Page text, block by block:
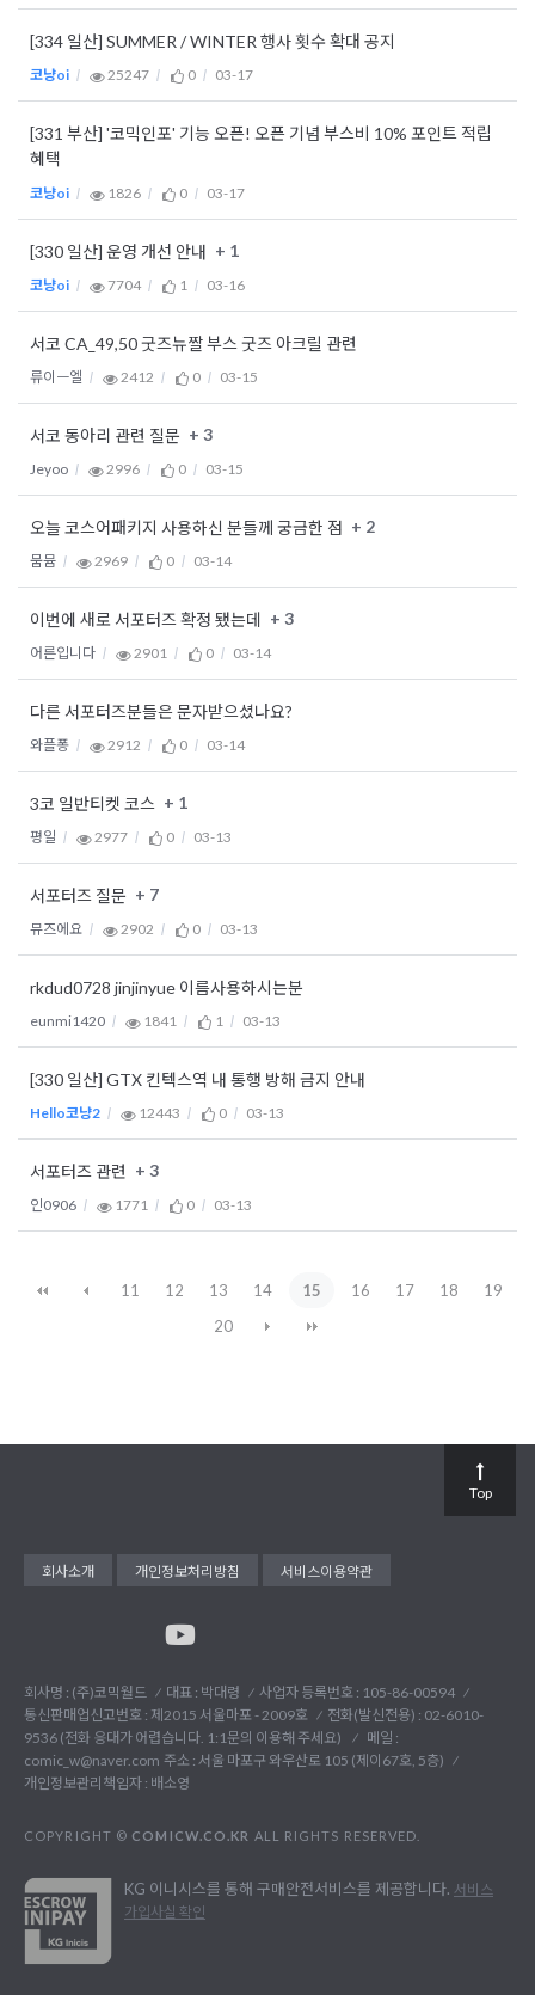
[334 일산] SUMMER / WINTER 행사 횟수 확대 공지
코냥oi 25247 0 03-17
[331 부산] '코믹인포' 기능 오픈! 오픈 기념 부스비 10% 포인트 적립
혜택
코냥oi 1826 0 03-17
[330 일산] 운영 개선 안내 + 1
코냥oi 7704 1 03-16
서코 CA_49,50 굿즈뉴짤 부스 굿즈 아크릴 관련
류이ㅡ엘 2412 0 03-15
서코 동아리 관련 질문 + 3
Jeyoo 2996 0 03-15
오늘 코스어패키지 사용하신 분들께 궁금한 점 + 2
뭄뮴 2969 0 03-14
이번에 새로 서포터즈 확정 됐는데 + 3
어른입니다 2901 0 03-14
다른 서포터즈분들은 문자받으셨나요?
와플퐁 2912 0 03-14
3코 일반티켓 코스 + 1
평일 2977 0 03-13
서포터즈 질문 + 7
뮤즈에요 2902 0 03-13
rkdud0728 jinjinyue 이름사용하시는분
eunmi1420 1841 1 03-13
[330 일산] GTX 킨텍스역 내 통행 방해 금지 안내
Hello코냥2 12443 0 03-13
서포터즈 관련 + 3
인0906 1771 0 03-13
11 12 13 14 15 16 17 18
19
20
회사소개 개인정보처리방침 서비스이용약관
회사명 : (주)코믹월드 대표 : 박대령
사업자 등록번호 : 105-86-00594
통신판매업신고번호 : 제2015 서울마포 - 2009호
전화(발신전용) : 02-6010-
9536 (전화 응대가 어렵습니다. 1:1문의 이용해 주세요)
메일 :
comic_w@naver.com 주소 : 서울 마포구 와우산로 105 (제이67호, 5층)
개인정보관리책임자 : 배소영
COPYRIGHT © COMICW.CO.KR ALL RIGHTS RESERVED.
KG 이니시스를 통해 구매안전서비스를 제공합니다. 서비스
가입사실 확인
Top